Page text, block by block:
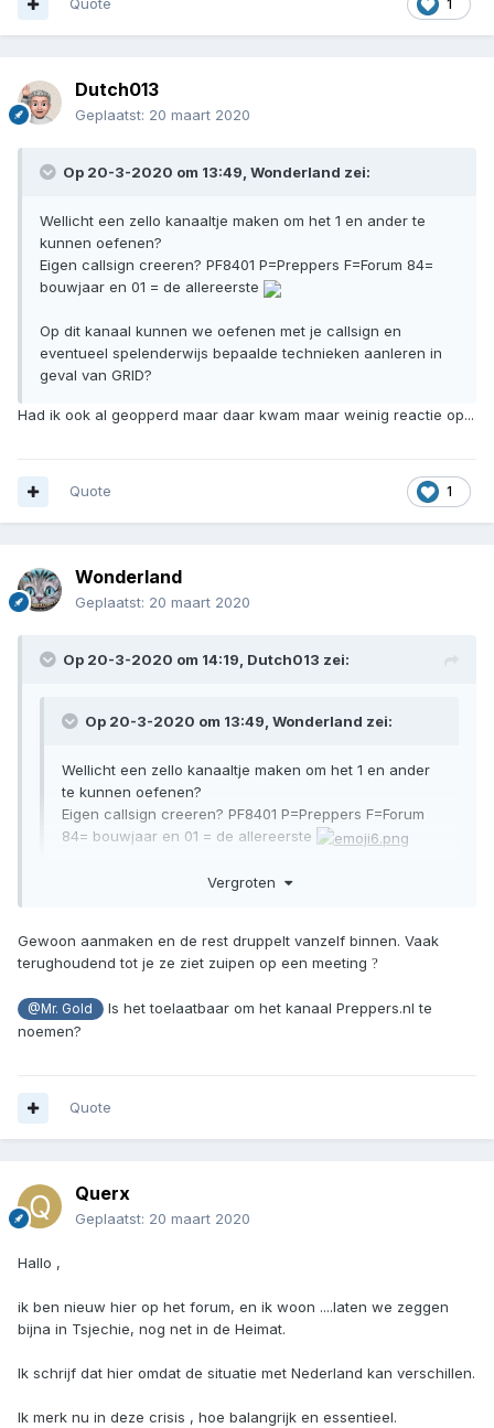
1
Quote
Dutch013
Geplaatst: 20 maart 2020
Op 20-3-2020 om 13:49, Wonderland zei:
Wellicht een zello kanaaltje maken om het 1 en ander te
kunnen oefenen?
Eigen callsign creeren? PF8401 P=Preppers F=Forum 84=
bouwjaar en 01 = de allereerste
Op dit kanaal kunnen we oefenen met je callsign en
eventueel spelenderwijs bepaalde technieken aanleren in
geval van GRID?
Had ik ook al geopperd maar daar kwam maar weinig reactie op...
1
Quote
Wonderland
Geplaatst: 20 maart 2020
Op 20-3-2020 om 14:19, Dutch013 zei:
Op 20-3-2020 om 13:49, Wonderland zei:
Wellicht een zello kanaaltje maken om het 1 en ander
te kunnen oefenen?
Eigen callsign creeren? PF8401 P=Preppers F=Forum
84= bouwjaar en 01 = de allereerste
Op dit kanaal kunnen we oefenen met je callsign en
Vergroten
reactie op...
Vergroten
Gewoon aanmaken en de rest druppelt vanzelf binnen. Vaak
terughoudend tot je ze ziet zuipen op een meeting ?
@Mr. Gold
Is het toelaatbaar om het kanaal Preppers.nl te
noemen?
Quote
Querx
Geplaatst: 20 maart 2020
Hallo ,
ik ben nieuw hier op het forum, en ik woon ....laten we zeggen
bijna in Tsjechie, nog net in de Heimat.
Ik schrijf dat hier omdat de situatie met Nederland kan verschillen.
Ik merk nu in deze crisis , hoe balangrijk en essentieel.